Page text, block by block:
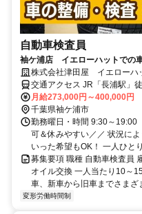
自動車検査員
袖ケ浦店 イエローハットでの
未経験から資格取得など働く環
株式会社津田屋 イエローハ
交通アクセス JR「長浦駅」
月給273,000円～400,000円
千葉県袖ケ浦市
勤務曜日・時間 9:30～19:00
可＆休みやすい／／ 状況に
いった希望もOK！ 一人ひと
募集要項 職種 自動車検査員
オイル交換 一人当たり10～
車、新車から旧車までさまざ
変形労働時間制